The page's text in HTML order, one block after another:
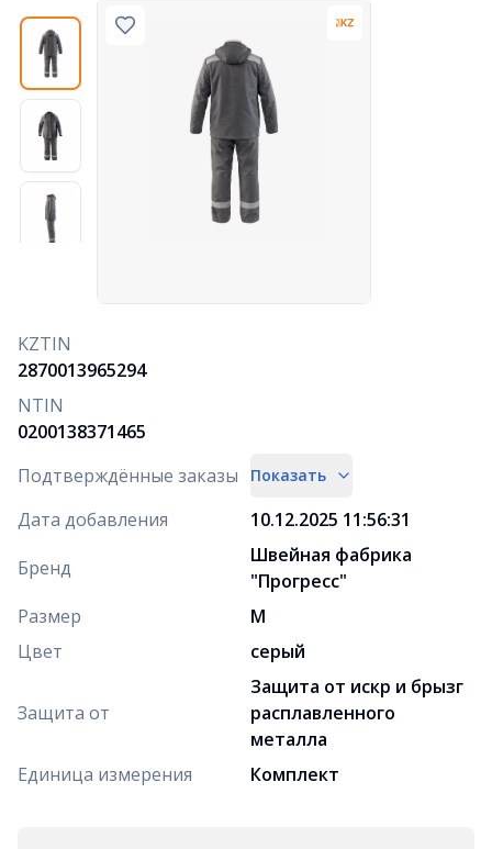
KZTIN
2870013965294
NTIN
0200138371465
Подтверждённые заказы
Показать
Дата добавления
10.12.2025 11:56:31
Бренд
Швейная фабрика
"Прогресс"
Размер
M
Цвет
серый
Защита от
Защита от искр и брызг
расплавленного
металла
Единица измерения
Комплект